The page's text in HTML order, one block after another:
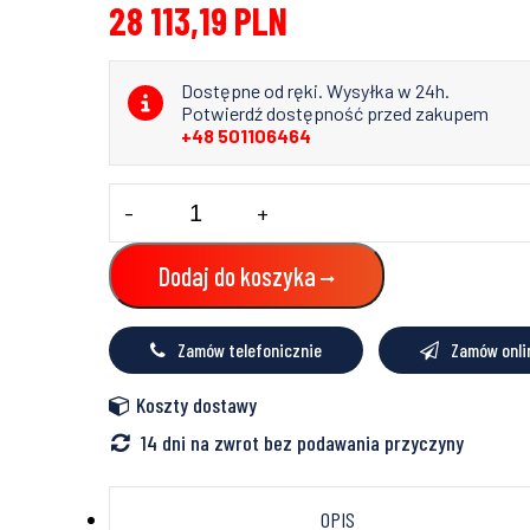
28 113,19 PLN
Dostępne od ręki. Wysyłka w 24h.
Potwierdź dostępność przed zakupem
+48 501106464
Powietrzna
pompa
ciepła
8kW
F2040
NIBE
monoblok
-
jednostka
zewnętrzna
- +
Dodaj do koszyka
Zamów telefonicznie Zamów
Koszty dostawy
14 dni na zwrot bez podawania przyczyny
OPIS